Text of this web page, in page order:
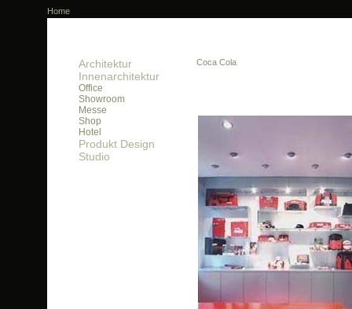
Home
Architektur
Innenarchitektur
Office
Showroom
Messe
Shop
Hotel
Produkt Design
Studio
Coca Cola